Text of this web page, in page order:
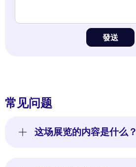
發送
常见问题
这场展览的内容是什么？